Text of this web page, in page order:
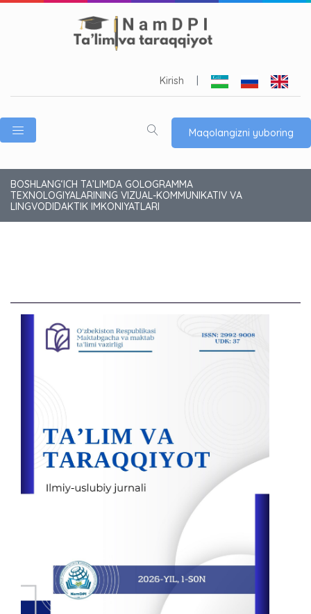
Kirish
Maqolangizni yuboring
BOSHLANG‘ICH TA’LIMDA GOLОGRAMMA
TEXNOLOGIYALARINING VIZUAL-KOMMUNIKATIV VA
LINGVODIDAKTIK IMKONIYATLARI